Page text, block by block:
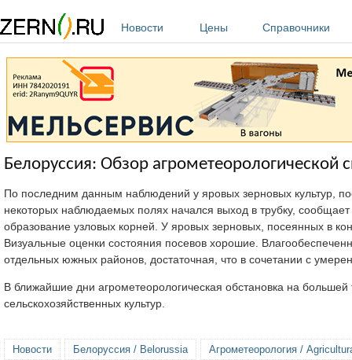
Новости
Цены Справочники
Белоруссия: Обзор агрометеорологической
По последним данным наблюдений у яровых зерновых культур,
некоторых наблюдаемых полях начался выход в трубку, сообщает
образование узловых корней. У яровых зерновых, посеянных в
Визуальные оценки состояния посевов хорошие.
отдельных южных районов, достаточная, что в сочетании с
В ближайшие дни агрометеорологическая обстановка на
сельскохозяйственных культур.
Новости Белоруссия / Belorussia Агрометеорология /